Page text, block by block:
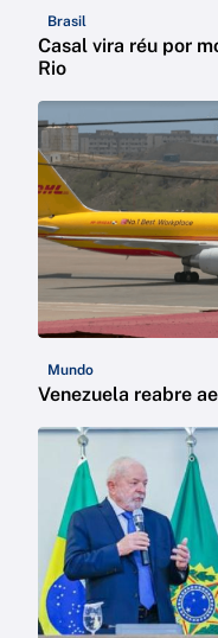
Brasil
Casal vira réu por
Rio
Mundo
Venezuela reabre